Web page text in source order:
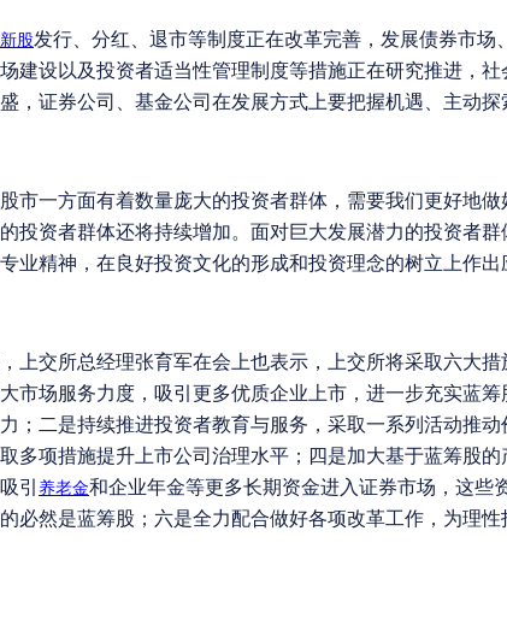
新股发行、分红、退市等制度正在改革完善，发展债券市场
建设以及投资者适当性管理制度等措施正在研究推进，社
，证券公司、基金公司在发展方式上要把握机遇、主动探
一方面有着数量庞大的投资者群体，需要我们更好地做
投资者群体还将持续增加。面对巨大发展潜力的投资者群
业精神，在良好投资文化的形成和投资理念的树立上作
交所总经理张育军在会上也表示，上交所将采取六大措
市场服务力度，吸引更多优质企业上市，进一步充实蓝筹
；二是持续推进投资者教育与服务，采取一系列活动推动
多项措施提升上市公司治理水平；四是加大基于蓝筹股的
引 养老金和企业年金等更多长期资金进入证券市场，这些
必然是蓝筹股；六是全力配合做好各项改革工作，为理性